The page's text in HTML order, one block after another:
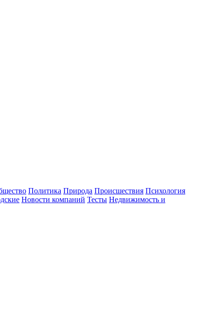
Политика Природа Происшествия Психология
Новости компаний Тесты Недвижимость и